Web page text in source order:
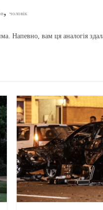
, чоловік
Напевно, вам ця аналогія